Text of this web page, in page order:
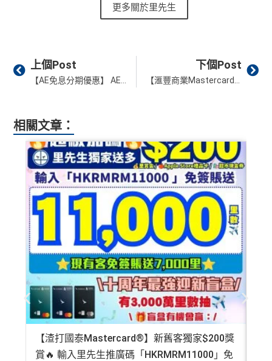
更多關於里先生
Prev
上個Post 下個Post
相關文章：
【渣打國泰Mastercard®】新舊客獨家$200獎
賞🔥 輸入里先生推廣碼「HKRMRM11000」免